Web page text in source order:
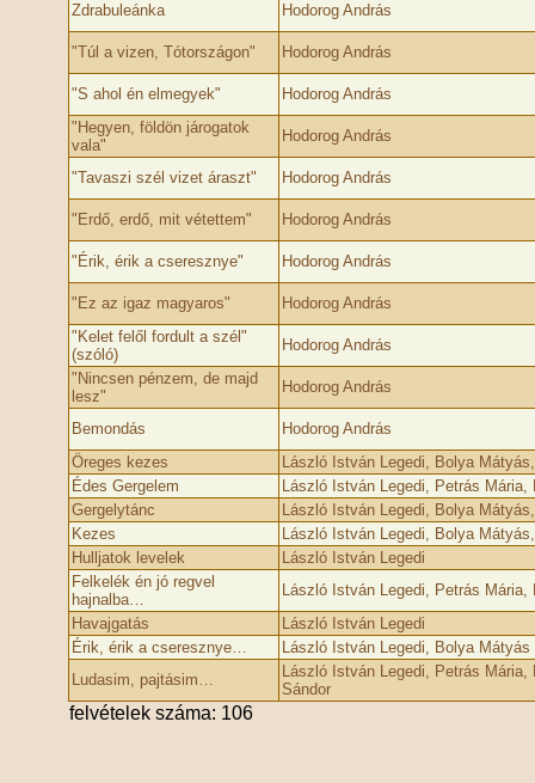
Zdrabuleánka Hodorog András
"Túl a vizen, Tótországon" Hodorog András
"S ahol én elmegyek"
Hodorog András
"Hegyen, földön járogatok
vala"
Hodorog András
"Tavaszi szél vizet áraszt" Hodorog András
"Erdő, erdő, mit vétettem" Hodorog András
"Érik, érik a cseresznye" Hodorog András
"Ez az igaz magyaros"
Hodorog András
"Kelet felől fordult a szél"
(szóló)
Hodorog András
"Nincsen pénzem, de majd
lesz"
Hodorog András
Bemondás
Hodorog András
Öreges kezes
László István Legedi, Bolya
Édes Gergelem
László István Legedi, Petrás Mária,
Gergelytánc
László István Legedi, Bolya
Kezes
László István Legedi, Bolya
Hulljatok levelek
László István Legedi
Felkelék én jó regvel
hajnalba…
László István Legedi, Petrás Mária,
Havajgatás
László István Legedi
Érik, érik a cseresznye…
László István Legedi, Bolya Mátyás
Ludasim, pajtásim…
László István Legedi, Petrás Mária,
Sándor
felvételek száma: 106